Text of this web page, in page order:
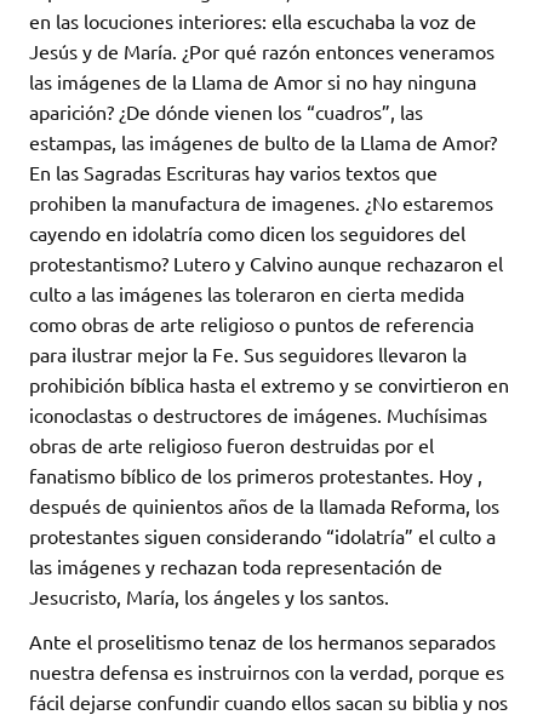
en las locuciones interiores: ella escuchaba la voz de
Jesús y de María. ¿Por qué razón entonces veneramos
las imágenes de la Llama de Amor si no hay ninguna
aparición? ¿De dónde vienen los “cuadros”, las
estampas, las imágenes de bulto de la Llama de Amor?
En las Sagradas Escrituras hay varios textos que
prohiben la manufactura de imagenes. ¿No estaremos
cayendo en idolatría como dicen los seguidores del
protestantismo? Lutero y Calvino aunque rechazaron el
culto a las imágenes las toleraron en cierta medida
como obras de arte religioso o puntos de referencia
para ilustrar mejor la Fe. Sus seguidores llevaron la
prohibición bíblica hasta el extremo y se convirtieron en
iconoclastas o destructores de imágenes. Muchísimas
obras de arte religioso fueron destruidas por el
fanatismo bíblico de los primeros protestantes. Hoy ,
después de quinientos años de la llamada Reforma, los
protestantes siguen considerando “idolatría” el culto a
las imágenes y rechazan toda representación de
Jesucristo, María, los ángeles y los santos.
Ante el proselitismo tenaz de los hermanos separados
nuestra defensa es instruirnos con la verdad, porque es
fácil dejarse confundir cuando ellos sacan su biblia y nos